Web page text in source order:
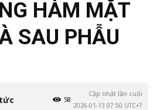
HÀM MẶT
SAU PHẪU
Cập nhật lần cuối
2026-01-13 07:50 UTC+7
58